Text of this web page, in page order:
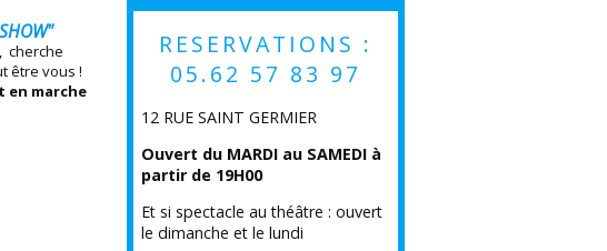
RESERVATIONS :
05.62 57 83 97
12 RUE SAINT GERMIER
Ouvert du MARDI au SAMEDI à
partir de 19H00
Et si spectacle au théâtre : ouvert
le dimanche et le lundi
cherche
être vous !
en marche